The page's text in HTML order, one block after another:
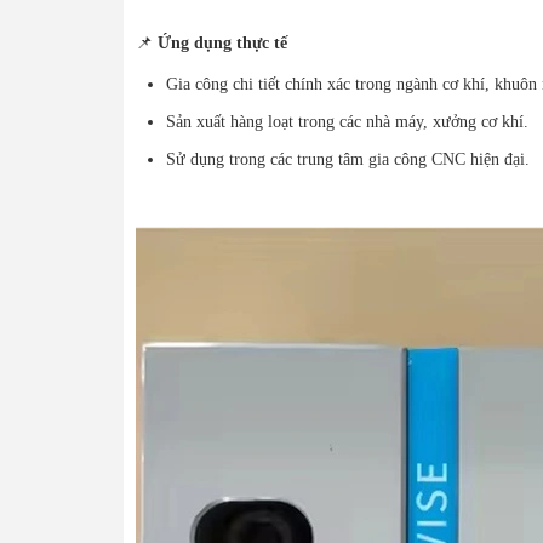
📌 Ứng dụng thực tế
Gia công chi tiết chính xác trong ngành cơ khí, khuôn
Sản xuất hàng loạt trong các nhà máy, xưởng cơ khí.
Sử dụng trong các trung tâm gia công CNC hiện đại.